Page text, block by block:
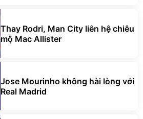
Thay Rodri, Man City liên hệ chiêu
mộ Mac Allister
Jose Mourinho không hài lòng với
Real Madrid